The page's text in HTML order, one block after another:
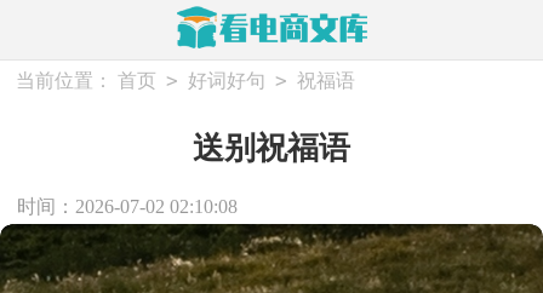
当前位置： 首页 > 好词好句 > 祝福语
送别祝福语
时间：2026-07-02 02:10:08